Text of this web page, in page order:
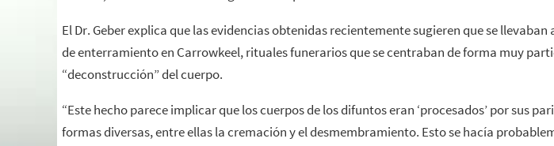
El Dr. Geber explica que las evidencias obtenidas recientemente sugieren que se
de enterramiento en Carrowkeel, rituales funerarios que se centraban de forma muy
“deconstrucción” del cuerpo.
“Este hecho parece implicar que los cuerpos de los difuntos eran ‘procesados’ por sus
formas diversas, entre ellas la cremación y el desmembramiento. Esto se hacía